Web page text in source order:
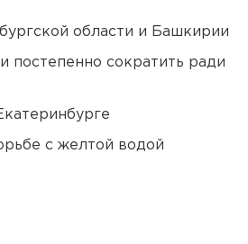
области и Башкирии
постепенно сократить ради
с желтой водой